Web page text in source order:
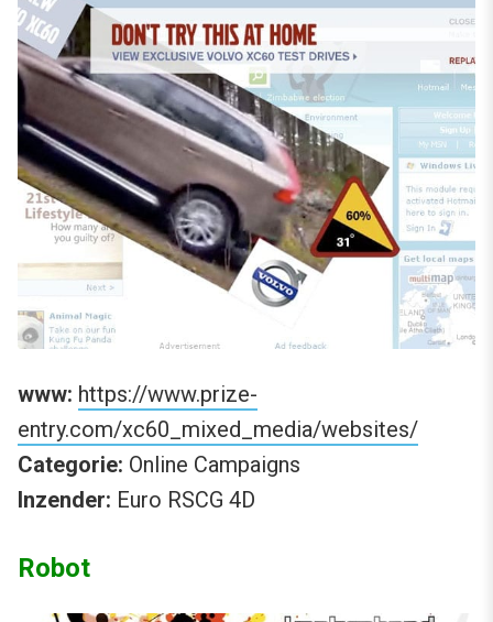
www: https://www.prize-
entry.com/xc60_mixed_media/websites/
Categorie: Online Campaigns
Inzender: Euro RSCG 4D
Robot